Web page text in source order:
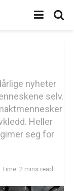
nyheter
selv.
Heller
seg for
Time: 2 mins read